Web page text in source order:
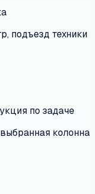
подъезд техники
по задаче
колонна